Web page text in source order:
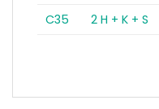
C35
2 H + K + S